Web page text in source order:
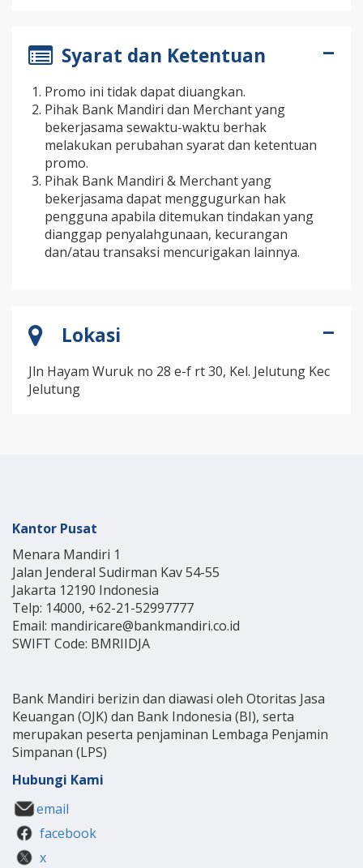
Syarat dan Ketentuan
Promo ini tidak dapat diuangkan.
Pihak Bank Mandiri dan Merchant yang
bekerjasama sewaktu-waktu berhak
melakukan perubahan syarat dan ketentuan
promo.
Pihak Bank Mandiri & Merchant yang
bekerjasama dapat menggugurkan hak
pengguna apabila ditemukan tindakan yang
dianggap penyalahgunaan, kecurangan
dan/atau transaksi mencurigakan lainnya.
Lokasi
Jln Hayam Wuruk no 28 e-f rt 30, Kel. Jelutung Kec
Jelutung
Kantor Pusat
Menara Mandiri 1
Jalan Jenderal Sudirman Kav 54-55
Jakarta 12190 Indonesia
Telp: 14000, +62-21-52997777
Email: mandiricare@bankmandiri.co.id
SWIFT Code: BMRIIDJA
Bank Mandiri berizin dan diawasi oleh Otoritas Jasa
Keuangan (OJK) dan Bank Indonesia (BI), serta
merupakan peserta penjaminan Lembaga Penjamin
Simpanan (LPS)
Hubungi Kami
email
facebook
x